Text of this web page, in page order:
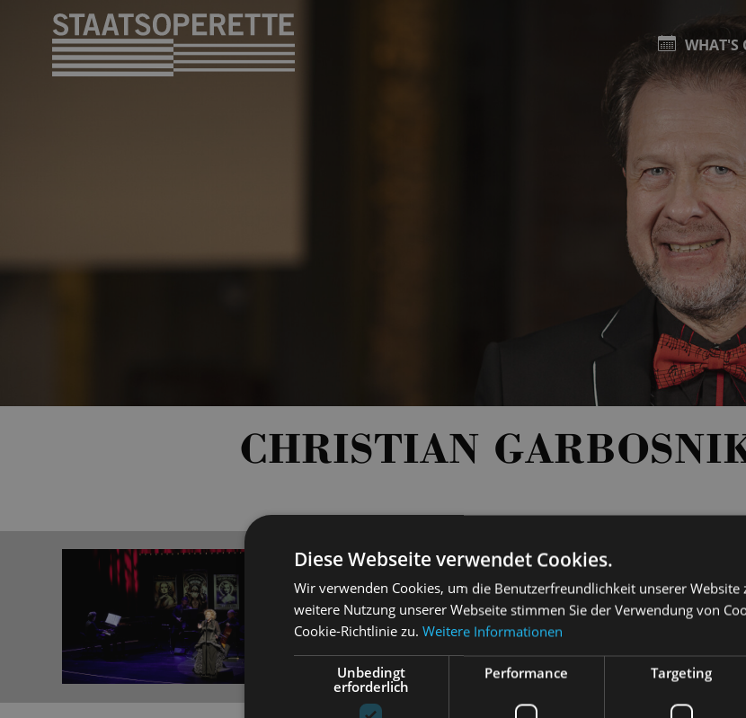
WHAT'S
CHRISTIAN
Diese Webseite verwendet Cookies.
Wir verwenden Cookies, um die Benutzerfreundlichkeit unserer Website
weitere Nutzung unserer Webseite stimmen Sie der Verwendung von
Cookie-Richtlinie zu. Weitere Informationen
Unbedingt
erforderlich
Performance Targeting